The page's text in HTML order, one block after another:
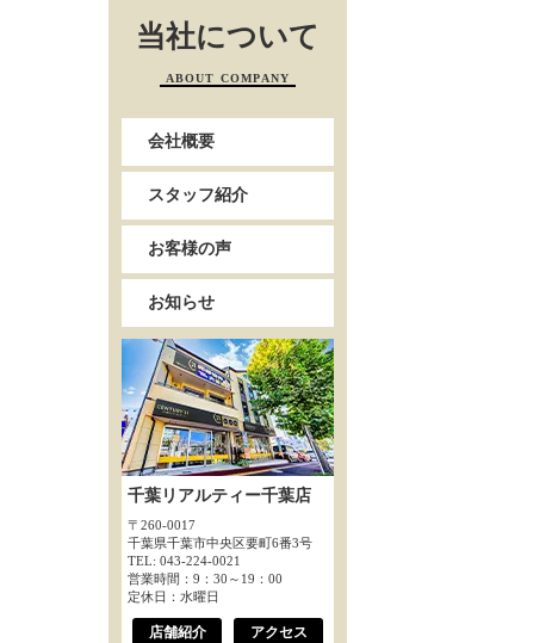
当社について
ABOUT COMPANY
会社概要
スタッフ紹介
お客様の声
お知らせ
千葉リアルティー千葉店
〒260-0017
千葉県千葉市中央区要町6番3号
TEL: 043-224-0021
営業時間：9：30～19：00
定休日：水曜日
店舗紹介 アクセス